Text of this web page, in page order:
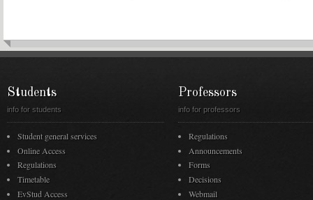
Students
info for students
Student general services
Online Access
Regulations
Timetable
EvStud Access
Professors
info for professors
Regulations
Announcements
Forms
Decisions
Webmail